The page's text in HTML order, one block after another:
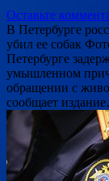
Оставьте
В Петербурге
убил ее собак
Петербурге
умышленном
обращении с
сообщает